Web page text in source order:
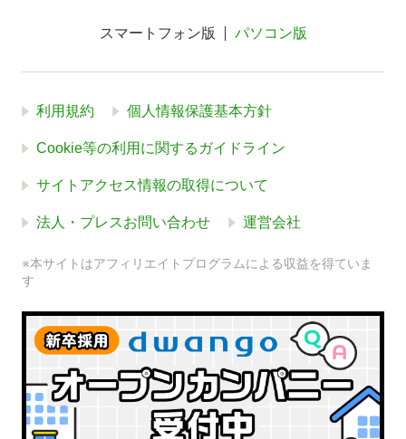
スマートフォン版 パソコン版
利用規約 個人情報保護基本方針
Cookie等の利用に関するガイドライン
サイトアクセス情報の取得について
法人・プレスお問い合わせ 運営会社
※本サイトはアフィリエイトプログラムによる収益を得ていま
す